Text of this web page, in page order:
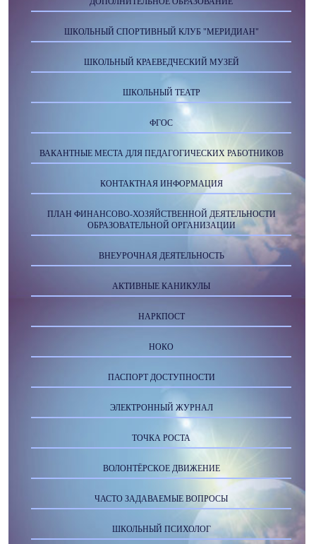
ШКОЛЬНЫЙ СПОРТИВНЫЙ КЛУБ "МЕРИДИАН"
ШКОЛЬНЫЙ КРАЕВЕДЧЕСКИЙ МУЗЕЙ
ШКОЛЬНЫЙ ТЕАТР
ФГОС
ВАКАНТНЫЕ МЕСТА ДЛЯ ПЕДАГОГИЧЕСКИХ РАБОТНИКОВ
КОНТАКТНАЯ ИНФОРМАЦИЯ
ПЛАН ФИНАНСОВО-ХОЗЯЙСТВЕННОЙ ДЕЯТЕЛЬНОСТИ
ОБРАЗОВАТЕЛЬНОЙ ОРГАНИЗАЦИИ
ВНЕУРОЧНАЯ ДЕЯТЕЛЬНОСТЬ
АКТИВНЫЕ КАНИКУЛЫ
НАРКПОСТ
НОКО
ПАСПОРТ ДОСТУПНОСТИ
ЭЛЕКТРОННЫЙ ЖУРНАЛ
ТОЧКА РОСТА
ВОЛОНТЁРСКОЕ ДВИЖЕНИЕ
ЧАСТО ЗАДАВАЕМЫЕ ВОПРОСЫ
ШКОЛЬНЫЙ ПСИХОЛОГ